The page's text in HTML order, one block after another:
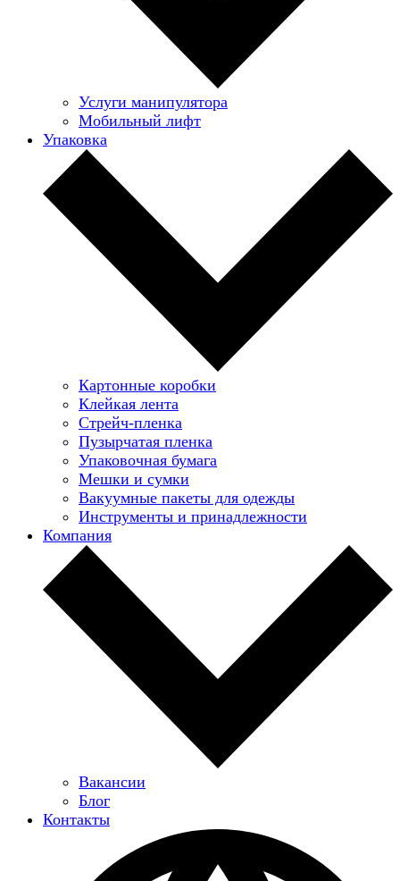
Услуги манипулятора
Мобильный лифт
Упаковка
Картонные коробки
Клейкая лента
Стрейч-пленка
Пузырчатая пленка
Упаковочная бумага
Мешки и сумки
Вакуумные пакеты для одежды
Инструменты и принадлежности
Компания
Вакансии
Блог
Контакты